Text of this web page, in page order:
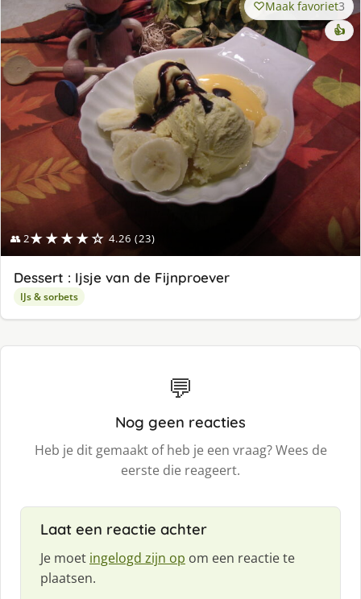
👥 2★★★★☆ 4.26 (23)
Maak favoriet3
👍
Dessert : Ijsje van de Fijnproever
IJs & sorbets
💬
Nog geen reacties
Heb je dit gemaakt of heb je een vraag? Wees de
eerste die reageert.
Laat een reactie achter
Je moet ingelogd zijn op om een reactie te
plaatsen.